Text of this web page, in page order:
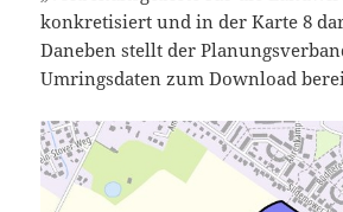
konkretisiert und in der Karte 8
Daneben stellt der
Umringsdaten zum Download